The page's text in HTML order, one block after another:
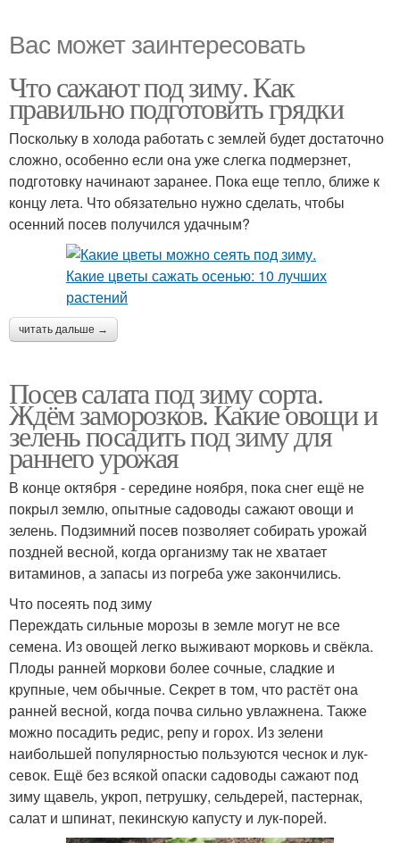
Вас может заинтересовать
Что сажают под зиму. Как
правильно подготовить грядки
Поскольку в холода работать с землей будет достаточно
сложно, особенно если она уже слегка подмерзнет,
подготовку начинают заранее. Пока еще тепло, ближе к
концу лета. Что обязательно нужно сделать, чтобы
осенний посев получился удачным?
читать дальше →
Посев салата под зиму сорта.
Ждём заморозков. Какие овощи и
зелень посадить под зиму для
раннего урожая
В конце октября - середине ноября, пока снег ещё не
покрыл землю, опытные садоводы сажают овощи и
зелень. Подзимний посев позволяет собирать урожай
поздней весной, когда организму так не хватает
витаминов, а запасы из погреба уже закончились.
Что посеять под зиму
Переждать сильные морозы в земле могут не все
семена. Из овощей легко выживают морковь и свёкла.
Плоды ранней моркови более сочные, сладкие и
крупные, чем обычные. Секрет в том, что растёт она
ранней весной, когда почва сильно увлажнена. Также
можно посадить редис, репу и горох. Из зелени
наибольшей популярностью пользуются чеснок и лук-
севок. Ещё без всякой опаски садоводы сажают под
зиму щавель, укроп, петрушку, сельдерей, пастернак,
салат и шпинат, пекинскую капусту и лук-порей.